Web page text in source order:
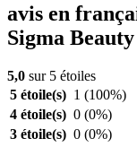
avis en
Sigma
5,0 sur 5 étoiles
5 étoile(s) 1 (100%)
4 étoile(s) 0 (0%)
3 étoile(s) 0 (0%)